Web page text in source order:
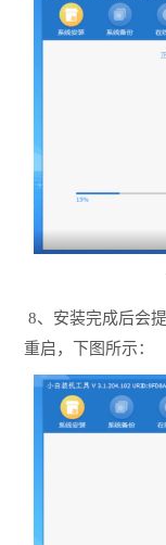
8、安装完成后会
重启，下图所示：